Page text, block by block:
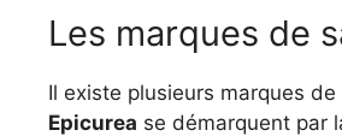
Les marques de
Il existe plusieurs marques de
Epicurea se démarquent par